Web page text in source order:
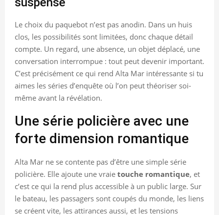
Le choix du paquebot n’est pas anodin. Dans un huis
clos, les possibilités sont limitées, donc chaque détail
compte. Un regard, une absence, un objet déplacé, une
conversation interrompue : tout peut devenir important.
C’est précisément ce qui rend Alta Mar intéressante si tu
aimes les séries d’enquête où l’on peut théoriser soi-
même avant la révélation.
Une série policière avec une
forte dimension romantique
Alta Mar ne se contente pas d’être une simple série
policière. Elle ajoute une vraie touche romantique, et
c’est ce qui la rend plus accessible à un public large. Sur
le bateau, les passagers sont coupés du monde, les liens
se créent vite, les attirances aussi, et les tensions